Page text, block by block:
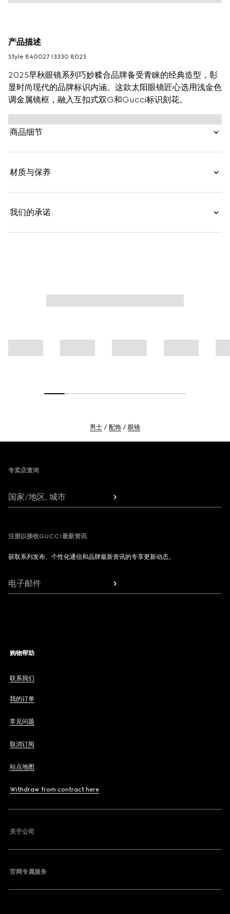
产品描述
Style ‎840027 I3330 8023
2025早秋眼镜系列巧妙糅合品牌备受青睐的经典造型，彰
显时尚现代的品牌标识内涵。这款太阳眼镜匠心选用浅金色
调金属镜框，融入互扣式双G和Gucci标识刻花。
商品细节
材质与保养
我们的承诺
男士 配饰 眼镜
专卖店查询
国家/地区, 城市
注册以接收GUCCI最新资讯
获取系列发布、个性化通信和品牌最新资讯的专享更新动态。
电子邮件
购物帮助
联系我们
我的订单
常见问题
取消订阅
站点地图
Withdraw from contract here
关于公司
官网专属服务